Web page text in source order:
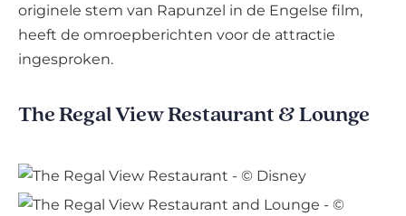
originele stem van Rapunzel in de Engelse film,
heeft de omroepberichten voor de attractie
ingesproken.
The Regal View Restaurant & Lounge